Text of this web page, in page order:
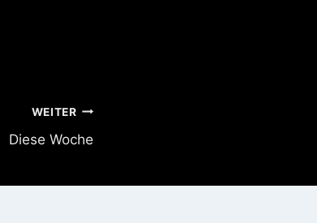
WEITER
Diese Woche